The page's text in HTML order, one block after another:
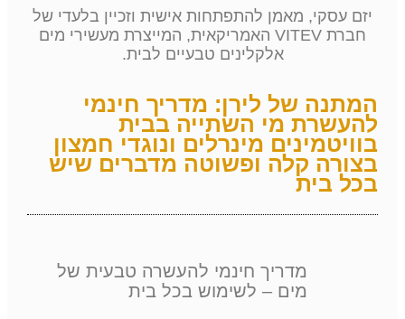
יזם עסקי, מאמן להתפתחות אישית וזכיין בלעדי של
חברת VITEV האמריקאית, המייצרת מעשירי מים
אלקלינים טבעיים לבית.
המתנה של לירן: מדריך חינמי
להעשרת מי השתייה בבית
בוויטמינים מינרלים ונוגדי חמצון
בצורה קלה ופשוטה מדברים שיש
בכל בית
מדריך חינמי להעשרה טבעית של
מים – לשימוש בכל בית